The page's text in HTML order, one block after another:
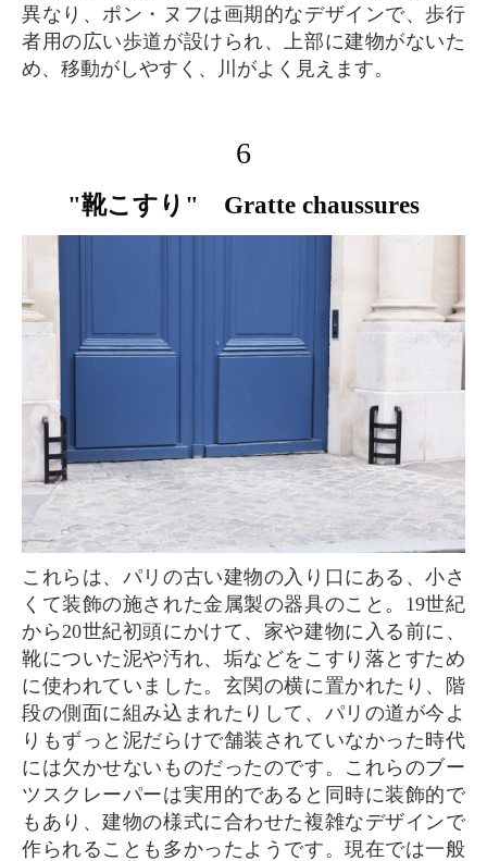
異なり、ポン・ヌフは画期的なデザインで、歩行
者用の広い歩道が設けられ、上部に建物がないた
め、移動がしやすく、川がよく見えます。
6
"靴こすり" Gratte chaussures
これらは、パリの古い建物の入り口にある、小さ
くて装飾の施された金属製の器具のこと。19世紀
から20世紀初頭にかけて、家や建物に入る前に、
靴についた泥や汚れ、垢などをこすり落とすため
に使われていました。玄関の横に置かれたり、階
段の側面に組み込まれたりして、パリの道が今よ
りもずっと泥だらけで舗装されていなかった時代
には欠かせないものだったのです。これらのブー
ツスクレーパーは実用的であると同時に装飾的で
もあり、建物の様式に合わせた複雑なデザインで
作られることも多かったようです。現在では一般